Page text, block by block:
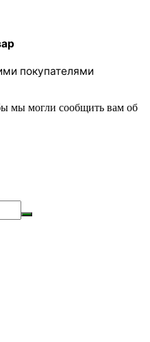
покупателями
мы могли сообщить вам об